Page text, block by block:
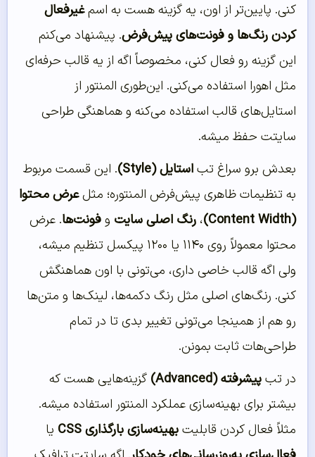
کنی. پایین‌تر از اون، یه گزینه هست به اسمغیرفعال
کردن رنگ‌ها و فونت‌های پیش‌فرض. پیشنهاد می‌کنم
این گزینه رو فعال کنی، مخصوصاً اگه از یه قالب حرفه‌ای
مثل اهورا استفاده می‌کنی. این‌طوری المنتور از
استایل‌های قالب استفاده می‌کنه و هماهنگی طراحی
سایتت حفظ میشه.
بعدش برو سراغ تباستایل (Style)
. این قسمت مربوط
به تنظیمات ظاهری پیش‌فرض المنتوره؛ مثلعرض محتوا
(Content Width)
، رنگ اصلی سایت وفونت‌ها. عرض
محتوا معمولاً روی ۱۱۴۰ یا ۱۲۰۰ پیکسل تنظیم میشه،
ولی اگه قالب خاصی داری، می‌تونی با اون هماهنگش
کنی. رنگ‌های اصلی مثل رنگ دکمه‌ها، لینک‌ها و متن‌ها
رو هم از همینجا می‌تونی تغییر بدی تا در تمام
طراحی‌هات ثابت بمونن.
در تبپیشرفته (Advanced)
گزینه‌هایی هست که
بیشتر برای بهینه‌سازی عملکرد المنتور استفاده میشه.
مثلاً فعال کردن قابلیتبهینه‌سازی بارگذاری CSS
یا